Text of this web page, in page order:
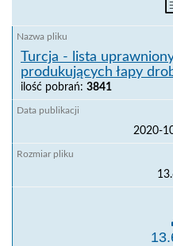
Turcja - lista
produkujących łapy
ilość pobrań: 3841
2020-
Turcja - lista